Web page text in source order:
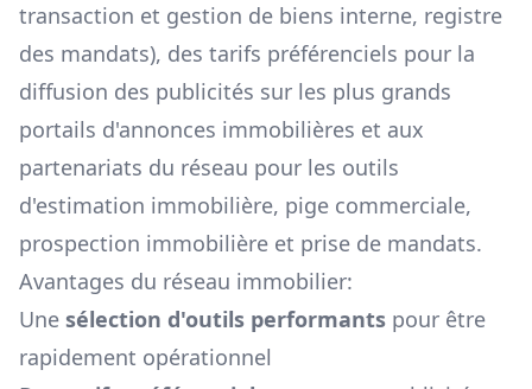
transaction et gestion de biens interne, registre
des mandats), des tarifs préférenciels pour la
diffusion des publicités sur les plus grands
portails d'annonces immobilières et aux
partenariats du réseau pour les outils
d'estimation immobilière, pige commerciale,
prospection immobilière et prise de mandats.
Avantages du réseau immobilier:
Une sélection d'outils performants pour être
rapidement opérationnel